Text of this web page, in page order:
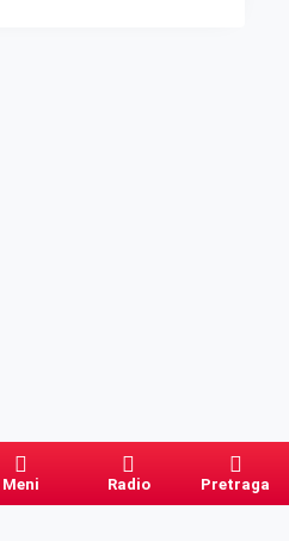
Meni Radio Pretraga